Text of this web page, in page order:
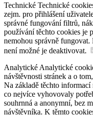
Technické Technické
zejm. pro přihlášení
správné fungování filtrů,
používání těchto cookies je
nemohou správně
není možné je deaktivovat.
Analytické Analytické
návštěvnosti stránek a o
Na základě těchto
co nejvíce vyhovovaly
souhrnná a anonymní, bez
návštěvníka. K těmto